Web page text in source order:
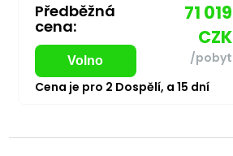
Předběžná
cena:
Volno
71 019
CZK
/pobyt
Cena je pro 2 Dospělí, a 15 dní